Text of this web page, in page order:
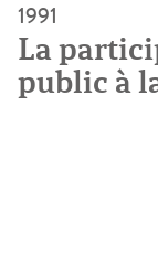
1991
La
public à